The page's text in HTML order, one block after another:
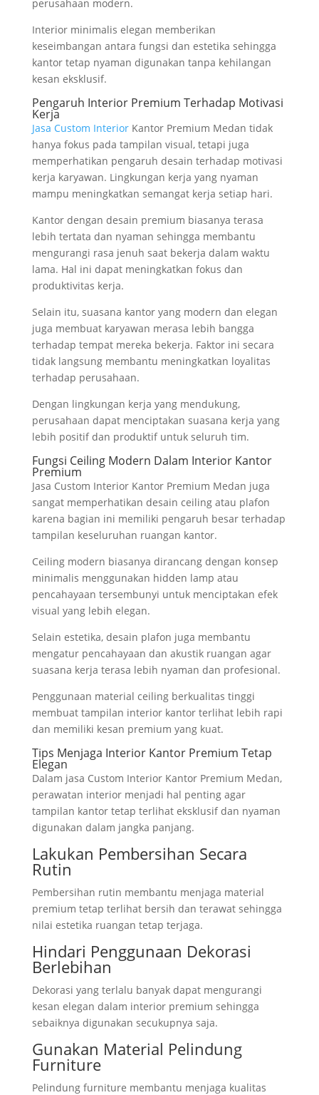
perusahaan modern.
Interior minimalis elegan memberikan
keseimbangan antara fungsi dan estetika sehingga
kantor tetap nyaman digunakan tanpa kehilangan
kesan eksklusif.
Pengaruh Interior Premium Terhadap Motivasi
Kerja
Jasa Custom InteriorKantor Premium Medan tidak
hanya fokus pada tampilan visual, tetapi juga
memperhatikan pengaruh desain terhadap motivasi
kerja karyawan. Lingkungan kerja yang nyaman
mampu meningkatkan semangat kerja setiap hari.
Kantor dengan desain premium biasanya terasa
lebih tertata dan nyaman sehingga membantu
mengurangi rasa jenuh saat bekerja dalam waktu
lama. Hal ini dapat meningkatkan fokus dan
produktivitas kerja.
Selain itu, suasana kantor yang modern dan elegan
juga membuat karyawan merasa lebih bangga
terhadap tempat mereka bekerja. Faktor ini secara
tidak langsung membantu meningkatkan loyalitas
terhadap perusahaan.
Dengan lingkungan kerja yang mendukung,
perusahaan dapat menciptakan suasana kerja yang
lebih positif dan produktif untuk seluruh tim.
Fungsi Ceiling Modern Dalam Interior Kantor
Premium
Jasa Custom Interior Kantor Premium Medan juga
sangat memperhatikan desain ceiling atau plafon
karena bagian ini memiliki pengaruh besar terhadap
tampilan keseluruhan ruangan kantor.
Ceiling modern biasanya dirancang dengan konsep
minimalis menggunakan hidden lamp atau
pencahayaan tersembunyi untuk menciptakan efek
visual yang lebih elegan.
Selain estetika, desain plafon juga membantu
mengatur pencahayaan dan akustik ruangan agar
suasana kerja terasa lebih nyaman dan profesional.
Penggunaan material ceiling berkualitas tinggi
membuat tampilan interior kantor terlihat lebih rapi
dan memiliki kesan premium yang kuat.
Tips Menjaga Interior Kantor Premium Tetap
Elegan
Dalam jasa Custom Interior Kantor Premium Medan,
perawatan interior menjadi hal penting agar
tampilan kantor tetap terlihat eksklusif dan nyaman
digunakan dalam jangka panjang.
Lakukan Pembersihan Secara
Rutin
Pembersihan rutin membantu menjaga material
premium tetap terlihat bersih dan terawat sehingga
nilai estetika ruangan tetap terjaga.
Hindari Penggunaan Dekorasi
Berlebihan
Dekorasi yang terlalu banyak dapat mengurangi
kesan elegan dalam interior premium sehingga
sebaiknya digunakan secukupnya saja.
Gunakan Material Pelindung
Furniture
Pelindung furniture membantu menjaga kualitas